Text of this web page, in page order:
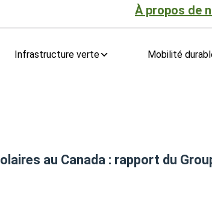
À propos de
Infrastructure verte Mobilité
au Canada : rapport du